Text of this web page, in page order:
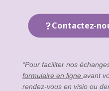
Contactez-
*Pour faciliter nos
formulaire en ligne avant
rendez-vous en visio ou